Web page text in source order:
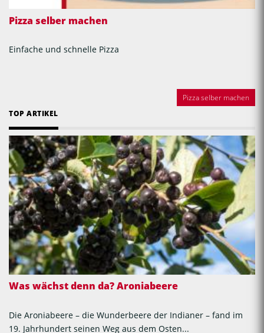
Pizza selber machen
Einfache und schnelle Pizza
Pizza selber machen
TOP ARTIKEL
Was wächst denn da? Aroniabeere
Die Aroniabeere – die Wunderbeere der Indianer – fand im
19. Jahrhundert seinen Weg aus dem Osten...